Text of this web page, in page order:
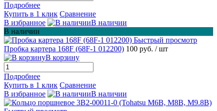
Подробнее
Купить в 1 клик Сравнение
В избранное
В наличии
В наличии
Быстрый просмотр
Пробка картера 168F (68F-1 012200) 100 руб. / шт
В корзину
Подробнее
Купить в 1 клик Сравнение
В избранное
В наличии